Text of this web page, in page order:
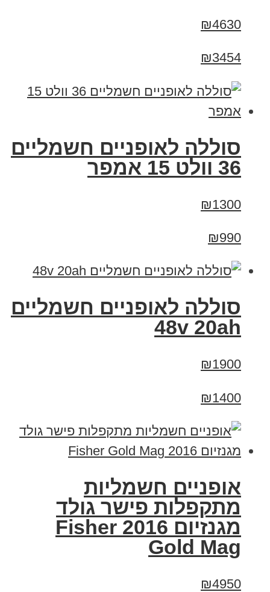
₪4630
₪3454
סוללה לאופניים חשמליים
36 וולט 15 אמפר
₪1300
₪990
סוללה לאופניים חשמליים
48v 20ah
₪1900
₪1400
אופניים חשמליות
מתקפלות פישר גולד
מגנזיום 2016 Fisher
Gold Mag
₪4950